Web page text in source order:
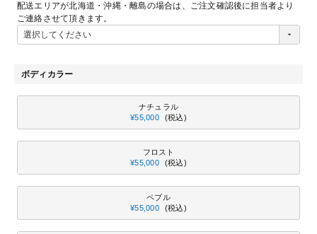
)
配送エリアが北海道・沖縄・離島の場合は、ご注文確認後に担当者より
ご連絡させて頂きます。
ボディカラー
ナチュラル
¥55,000 税込
フロスト
¥55,000 税込
ペブル
¥55,000 税込